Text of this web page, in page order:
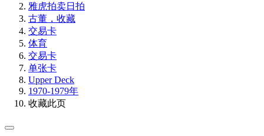
雅虎拍卖日拍
古董，收藏
交易卡
体育
交易卡
单张卡
Upper Deck
1970-1979年
收藏此页